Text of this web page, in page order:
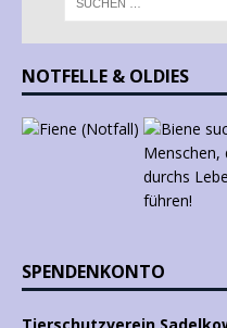
NOTFELLE & OLDIES
SPENDENKONTO